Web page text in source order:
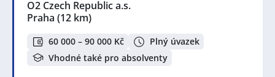
O2 Czech Republic a.s.
Praha (12 km)
60 000 – 90 000 Kč
Plný úvazek
Vhodné také pro absolventy